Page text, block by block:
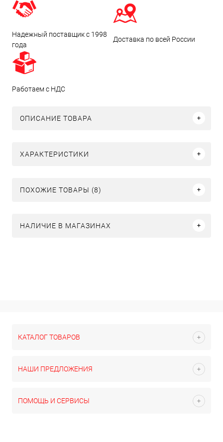
Надежный поставщик с 1998
года
Доставка по всей России
Работаем с НДС
ОПИСАНИЕ ТОВАРА
ХАРАКТЕРИСТИКИ
ПОХОЖИЕ ТОВАРЫ (8)
НАЛИЧИЕ В МАГАЗИНАХ
КАТАЛОГ ТОВАРОВ
НАШИ ПРЕДЛОЖЕНИЯ
ПОМОЩЬ И СЕРВИСЫ